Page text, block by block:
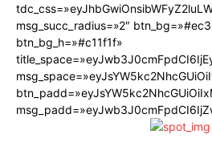
msg_succ_radius=»2″
btn_bg_h=»#c11f1f»